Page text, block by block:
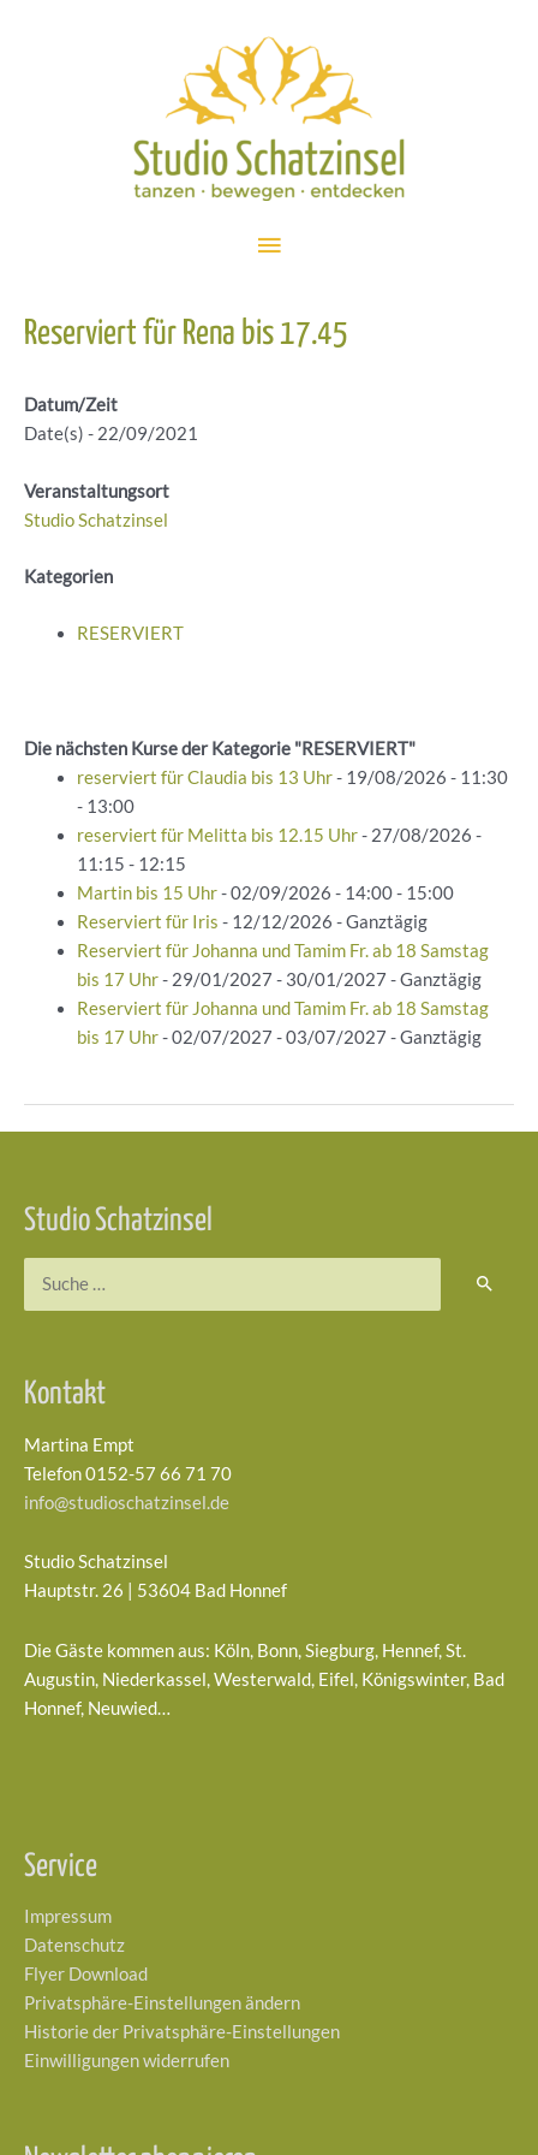
Hauptmenü
Reserviert für Rena bis 17.45
Datum/Zeit
Date(s) - 22/09/2021
Veranstaltungsort
Studio Schatzinsel
Kategorien
RESERVIERT
Die nächsten Kurse der Kategorie "RESERVIERT"
reserviert für Claudia bis 13 Uhr- 19/08/2026 - 11:30
- 13:00
reserviert für Melitta bis 12.15 Uhr- 27/08/2026 -
11:15 - 12:15
Martin bis 15 Uhr- 02/09/2026 - 14:00 - 15:00
Reserviert für Iris - 12/12/2026 - Ganztägig
Reserviert für Johanna und Tamim Fr. ab 18 Samstag
bis 17 Uhr- 29/01/2027 - 30/01/2027 - Ganztägig
Reserviert für Johanna und Tamim Fr. ab 18 Samstag
bis 17 Uhr- 02/07/2027 - 03/07/2027 - Ganztägig
Studio Schatzinsel
Kontakt
Martina Empt
Telefon 0152-57 66 71 70
info@studioschatzinsel.de
Studio Schatzinsel
Hauptstr. 26 | 53604 Bad Honnef
Die Gäste kommen aus: Köln, Bonn, Siegburg, Hennef, St.
Augustin, Niederkassel, Westerwald, Eifel, Königswinter, Bad
Honnef, Neuwied…
Service
Impressum
Datenschutz
Flyer Download
Privatsphäre-Einstellungen ändern
Historie der Privatsphäre-Einstellungen
Einwilligungen widerrufen